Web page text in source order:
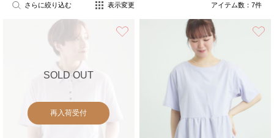
さらに絞り込む 表示変更 アイテム数： 7件
SOLD OUT
再入荷受付